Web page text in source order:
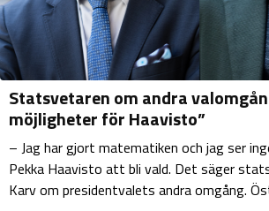
Statsvetaren om andra
möjligheter för Haavisto”
– Jag har gjort matematiken och jag ser
Pekka Haavisto att bli vald. Det säger
Karv om presidentvalets andra omgång.